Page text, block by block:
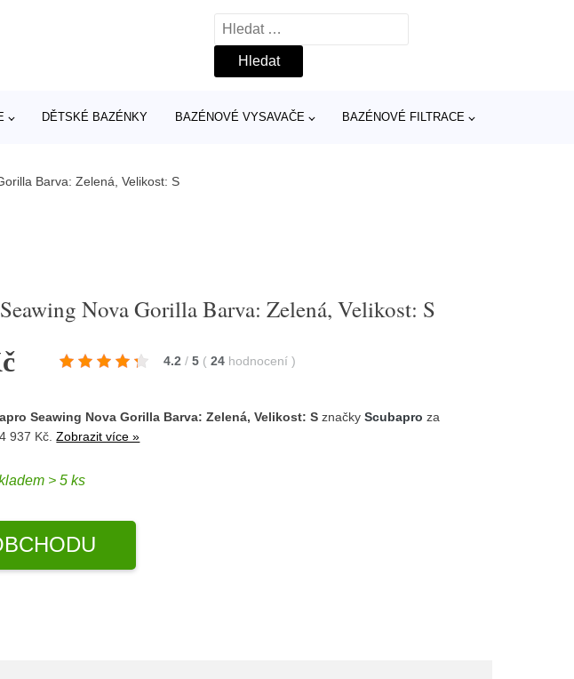
Vyhledávání
DĚTSKÉ BAZÉNKY BAZÉNOVÉ VYSAVAČE BAZÉNOVÉ FILTRACE
Barva: Zelená, Velikost: S
Nova Gorilla Barva: Zelená, Velikost: S
4.2 / 5 ( 24 hodnocení)
Seawing Nova Gorilla Barva: Zelená, Velikost: S značkyScubapro za
937 Kč.Zobrazit více »
> 5 ks